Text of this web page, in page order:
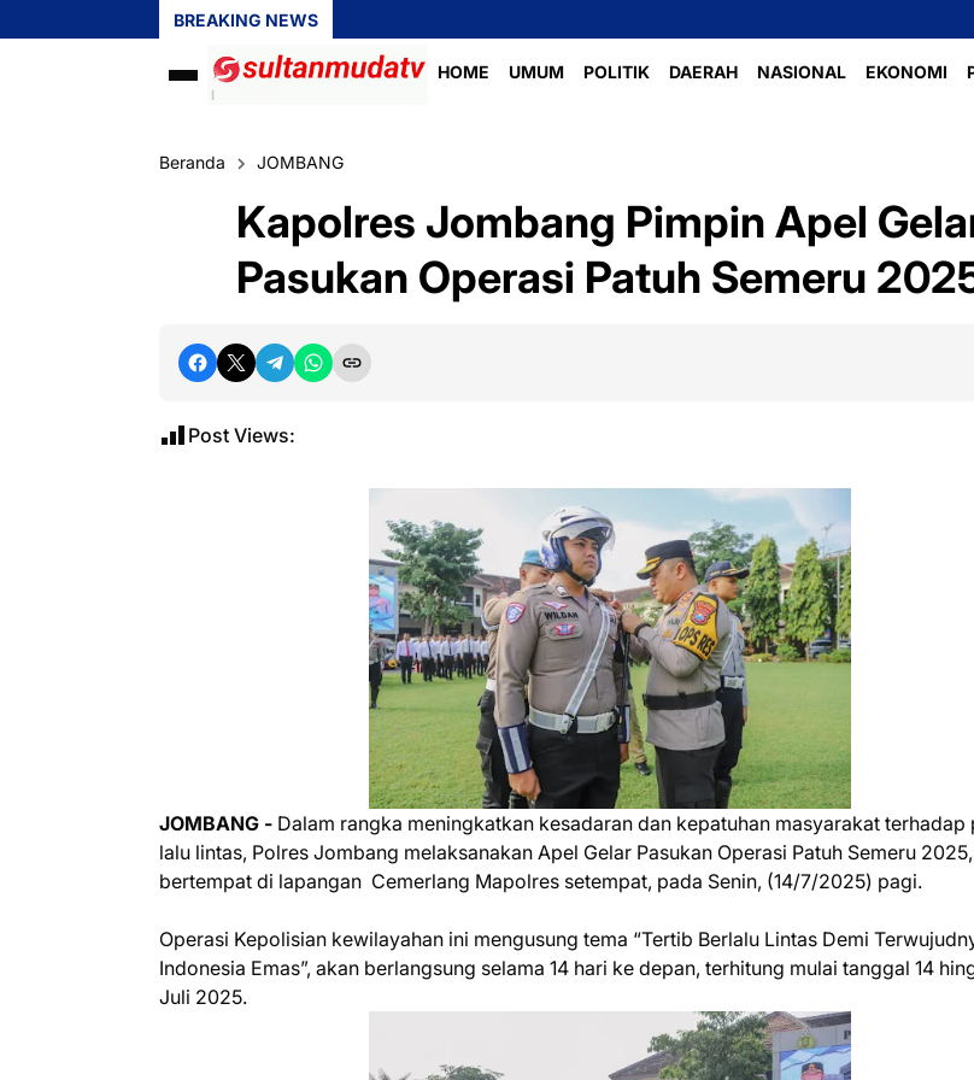
BREAKING NEWS
HOME UMUM POLITIK DAERAH NASIONAL EKONOMI
Beranda JOMBANG
Kapolres Jombang Pimpin Apel
Pasukan Operasi Patuh Semeru
Post Views:
JOMBANG - Dalam rangka meningkatkan kesadaran dan kepatuhan masyarakat terhadap
lalu lintas, Polres Jombang melaksanakan Apel Gelar Pasukan Operasi Patuh Semeru 2025,
bertempat di lapangan Cemerlang Mapolres setempat, pada Senin, (14/7/2025) pagi.
Operasi Kepolisian kewilayahan ini mengusung tema “Tertib Berlalu Lintas Demi
Indonesia Emas”, akan berlangsung selama 14 hari ke depan, terhitung mulai tanggal 14
Juli 2025.